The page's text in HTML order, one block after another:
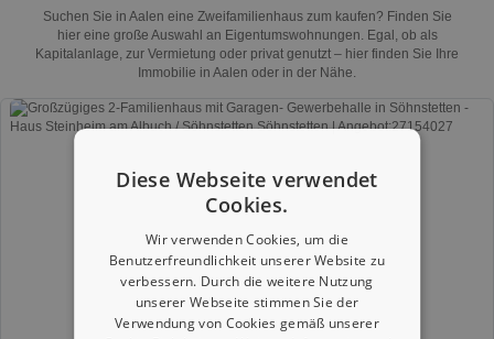
Suchen Sie in Aalen eine Zweifamilienhaus zum kaufen? Finden Sie
hier eine große Auswahl an Eigentumswohnungen. Egal, ob als
Kapitalanlage, zur Vermietung oder privat genutzt – hier finden Sie Ihre
Immobilie in Aalen oder in der Nähe.
Diese Webseite verwendet
Cookies.
Wir verwenden Cookies, um die
Benutzerfreundlichkeit unserer Website zu
verbessern. Durch die weitere Nutzung
unserer Webseite stimmen Sie der
Verwendung von Cookies gemäß unserer